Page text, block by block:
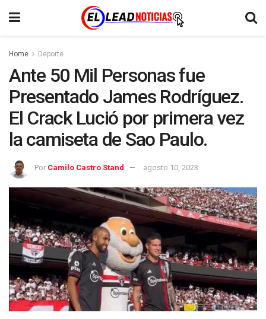
Home Deporte
Ante 50 Mil Personas fue
Presentado James Rodríguez.
El Crack Lució por primera vez
la camiseta de Sao Paulo.
Por Camilo Castro Stand agosto 10, 2023